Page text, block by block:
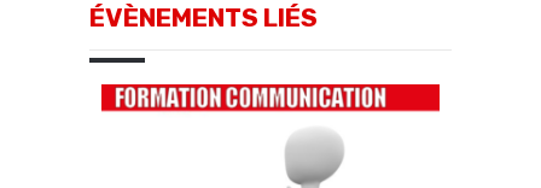
ÉVÈNEMENTS LIÉS